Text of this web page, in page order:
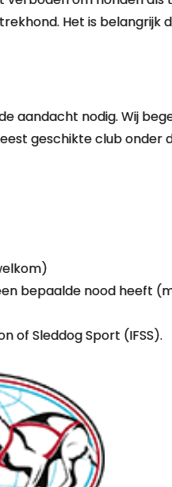
Het is belangrijk
aandacht nodig. Wij
geschikte club
bepaalde nood heeft
of Sleddog Sport (IFSS).